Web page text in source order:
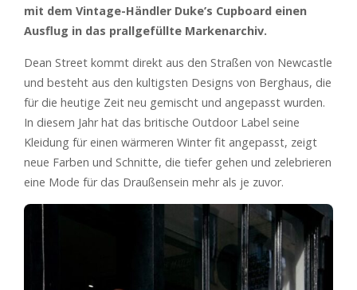
mit dem Vintage-Händler Duke’s Cupboard einen
Ausflug in das prallgefüllte Markenarchiv.
Dean Street kommt direkt aus den Straßen von Newcastle
und besteht aus den kultigsten Designs von Berghaus, die
für die heutige Zeit neu gemischt und angepasst wurden.
In diesem Jahr hat das britische Outdoor Label seine
Kleidung für einen wärmeren Winter fit angepasst, zeigt
neue Farben und Schnitte, die tiefer gehen und zelebrieren
eine Mode für das Draußensein mehr als je zuvor.